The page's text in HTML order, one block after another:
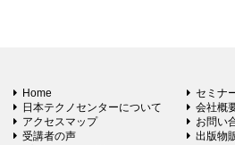
Home
セミナ
日本テクノセンターについて
会社概
アクセスマップ
お問い
受講者の声
出版物